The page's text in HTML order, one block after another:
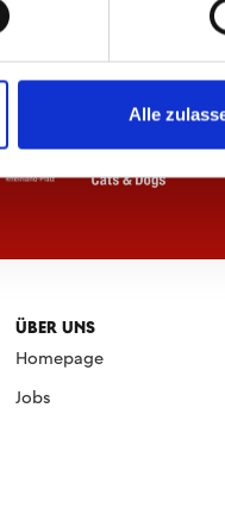
Alle
ÜBER UNS
Homepage
Jobs